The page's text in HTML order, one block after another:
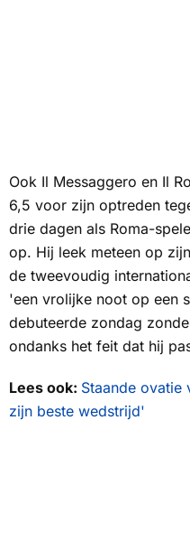
Ook Il Messaggero en Il
6,5 voor zijn optreden
drie dagen als Roma-
op. Hij leek meteen op
de tweevoudig
'een vrolijke noot op een
debuteerde zondag
ondanks het feit dat hij
Lees ook: Staande ovatie
zijn beste wedstrijd'